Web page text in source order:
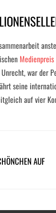
Medienpreis
war der
seine
auf vier
AUF